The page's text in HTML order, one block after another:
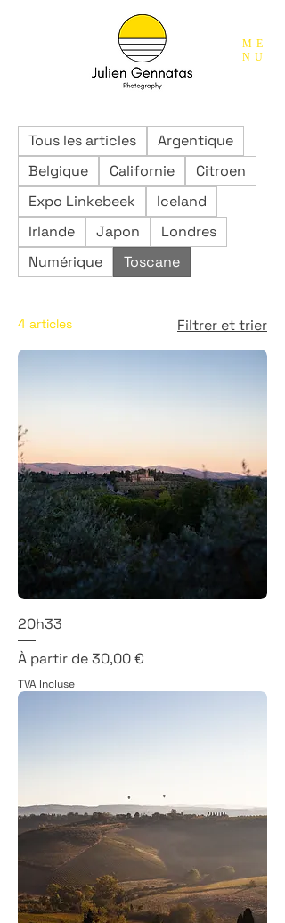
ME
NU
Tous les articles
Argentique
Belgique
Californie
Citroen
Expo Linkebeek
Iceland
Irlande
Japon
Londres
Numérique
Toscane
4 articles Filtrer et trier
20h33
À partir de30,00 €
Prix promotionnel
TVA Incluse